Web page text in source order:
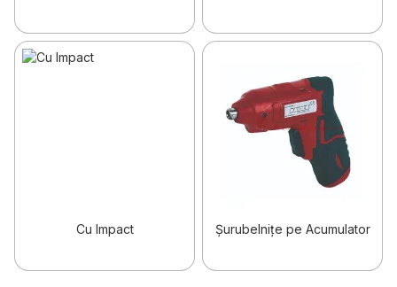
Cu Impact Șurubelnițe pe Acumulator